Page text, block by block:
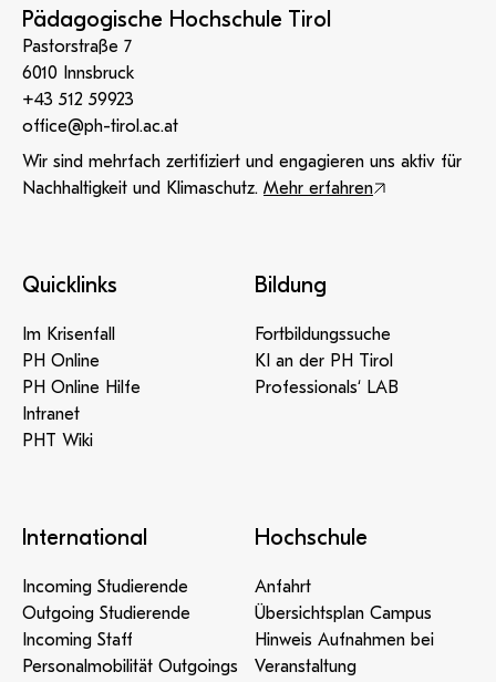
Pädagogische Hochschule Tirol
Pastorstraße 7
6010 Innsbruck
+43 512 59923
office@ph-tirol.ac.at
Wir sind mehrfach zertifiziert und engagieren uns aktiv für
Nachhaltigkeit und Klimaschutz. Mehr erfahren
Quicklinks
Im Krisenfall
PH Online
PH Online Hilfe
Intranet
PHT Wiki
Bildung
Fortbildungssuche
KI an der PH Tirol
Professionals‘ LAB
International
Incoming Studierende
Outgoing Studierende
Incoming Staff
Personalmobilität Outgoings
Hochschule
Anfahrt
Übersichtsplan Campus
Hinweis Aufnahmen bei
Veranstaltung